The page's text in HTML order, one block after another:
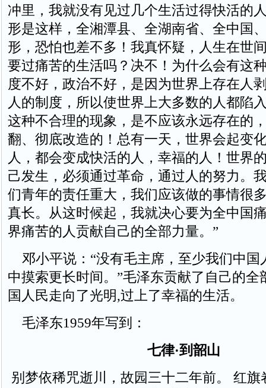
冲里，我就没有见过几个生活过得快活的
形是这样，全湘潭县、全湖南省、全中国
形，恐怕也差不多！我真怀疑，人生在世
要过痛苦的生活吗？决不！为什么会有这
度不好，政治不好，是因为世界上存在人
人的制度，所以使世界上大多数的人都陷
这种不合理的现象，是不应该永远存在的
翻、彻底改造的！总有一天，世界会起变
人，都会变成快活的人，幸福的人！世界
己发生，必须通过革命，通过人的努力。
们青年的责任重大，我们应该做的事情很
真长。从这时候起，我就决心要为全中国
界痛苦的人贡献自己的全部力量。”
邓小平说：“没有毛主席，至少我们中国
中摸索更长时间。”毛泽东贡献了自己的全
国人民走向了光明,过上了幸福的生活。
毛泽东1959年写到：
七律·到韶山
别梦依稀咒逝川，故园三十二年前。 红旗